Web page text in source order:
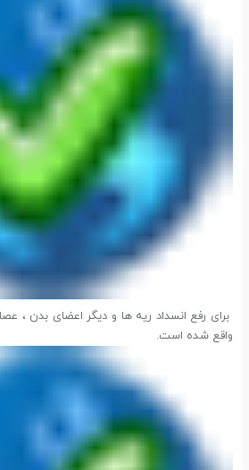
برای رفع انسداد ریه ها و دیگر اعضای بدن ،
واقع شده است.